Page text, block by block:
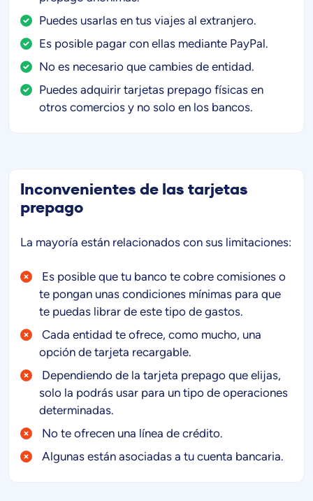
Puedes usarlas en tus viajes al extranjero.
Es posible pagar con ellas mediante PayPal.
No es necesario que cambies de entidad.
Puedes adquirir tarjetas prepago físicas en
otros comercios y no solo en los bancos.
Inconvenientes de las tarjetas
prepago
La mayoría están relacionados con sus limitaciones:
Es posible que tu banco te cobre comisiones o
te pongan unas condiciones mínimas para que
te puedas librar de este tipo de gastos.
Cada entidad te ofrece, como mucho, una
opción de tarjeta recargable.
Dependiendo de la tarjeta prepago que elijas,
solo la podrás usar para un tipo de operaciones
determinadas.
No te ofrecen una línea de crédito.
Algunas están asociadas a tu cuenta bancaria.